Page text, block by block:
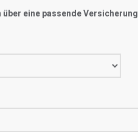
eine passende Versicherung